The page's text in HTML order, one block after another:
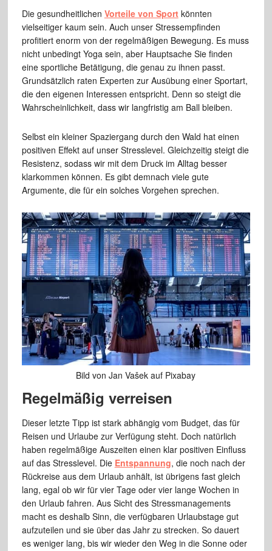
Die gesundheitlichen Vorteile von Sportkönnten
vielseitiger kaum sein. Auch unser Stressempfinden
profitiert enorm von der regelmäßigen Bewegung. Es muss
nicht unbedingt Yoga sein, aber Hauptsache Sie finden
eine sportliche Betätigung, die genau zu ihnen passt.
Grundsätzlich raten Experten zur Ausübung einer Sportart,
die den eigenen Interessen entspricht. Denn so steigt die
Wahrscheinlichkeit, dass wir langfristig am Ball bleiben.
Selbst ein kleiner Spaziergang durch den Wald hat einen
positiven Effekt auf unser Stresslevel. Gleichzeitig steigt die
Resistenz, sodass wir mit dem Druck im Alltag besser
klarkommen können. Es gibt demnach viele gute
Argumente, die für ein solches Vorgehen sprechen.
Bild von Jan Vašek auf Pixabay
Regelmäßig verreisen
Dieser letzte Tipp ist stark abhängig vom Budget, das für
Reisen und Urlaube zur Verfügung steht. Doch natürlich
haben regelmäßige Auszeiten einen klar positiven Einfluss
auf das Stresslevel. Die Entspannung, die noch nach der
Rückreise aus dem Urlaub anhält, ist übrigens fast gleich
lang, egal ob wir für vier Tage oder vier lange Wochen in
den Urlaub fahren. Aus Sicht des Stressmanagements
macht es deshalb Sinn, die verfügbaren Urlaubstage gut
aufzuteilen und sie über das Jahr zu strecken. So dauert
es weniger lang, bis wir wieder den Weg in die Sonne oder